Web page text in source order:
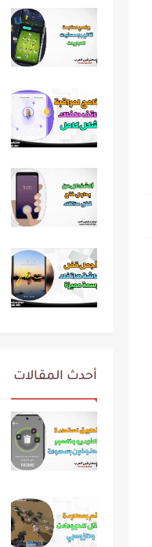
أحدث المقالات